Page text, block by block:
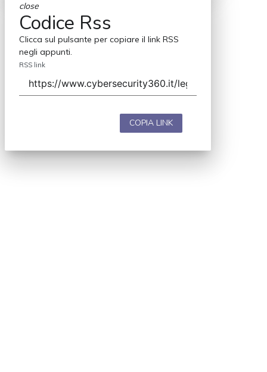
close
Codice Rss
Clicca sul pulsante per copiare il link RSS
negli appunti.
RSS link
COPIA LINK